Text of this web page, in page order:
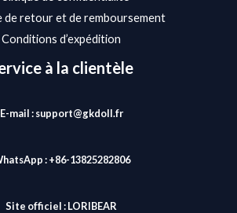
de retour et de remboursement
Conditions d’expédition
à la clientèle
E-mail : support@gkdoll.fr
: +86-13825282806
Site officiel :LORIBEAR